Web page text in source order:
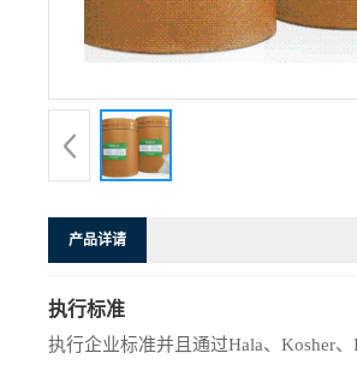
产品详请
执行标准
执行企业标准并且通过Hala、Kosher